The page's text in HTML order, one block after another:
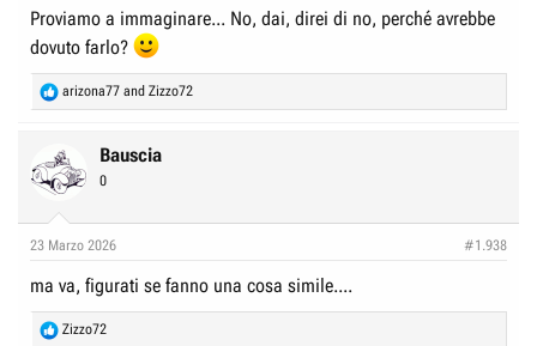
Proviamo a immaginare... No, dai, direi di no, perché avrebbe
dovuto farlo?
R
e
c
t
i
s
arizona77 and Zizzo72
Bauscia
0
23 Marzo 2026 #1.938
ma va, figurati se fanno una cosa simile....
R
Zizzo72